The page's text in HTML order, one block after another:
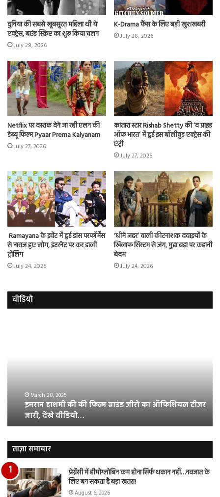
दुनिया की सबसे खूबसूरत महिला थी ये
एक्ट्रेस, बाउंड स्क्रिप्ट का शुरू किया चलन
July 28, 2026
K-Drama फैंस के लिए बड़ी खुशखबरी
July 28, 2026
Netflix पर दस्तक देने जा रही एलन की
डेब्यू फिल्म Pyaar Prema Kalyanam
July 27, 2026
कांतारा स्टार Rishab Shetty की ‘द प्राइड
ऑफ भारत’ में हुई इस बॉलीवुड एक्ट्रेस की
एंट्री
July 27, 2026
Ramayana के इवेंट में हुई डांस परफॉर्मेंस
से नाराज हुए लोग, इंटरनेट पर कर डाली
ट्रोलिंग
July 24, 2026
‘धीमे जहर’ वाली कीटनाशक दवाइयों के
खिलाफ सिस्टम से जंग, मुद्दा बड़ा पर कहानी
बेदम
July 24, 2026
वीडियो
ऑफिशियल
जारी,
वीडियो…
March 28, 2025
इमरान हाशमी की की फिल्म ग्राउंड जीरो का ऑफिशियल टीजर
जारी, देंखे वीडियो…
ताज़ा समाचार
प्रेग्नेंसी में हीमोग्लोबिन कम होना सिर्फ थकान नहीं…नवजात के
लिए बन सकता है बड़ा खतरा!
August 6, 2026